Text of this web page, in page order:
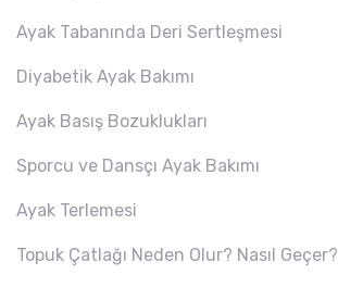
Ayak Tabanında Deri Sertleşmesi
Diyabetik Ayak Bakımı
Ayak Basış Bozuklukları
Sporcu ve Dansçı Ayak Bakımı
Ayak Terlemesi
Topuk Çatlağı Neden Olur? Nasıl Geçer?